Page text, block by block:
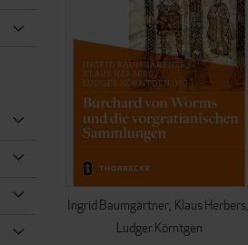
Ingrid Baumgärtner Klaus Herbers
Ludger Körntgen